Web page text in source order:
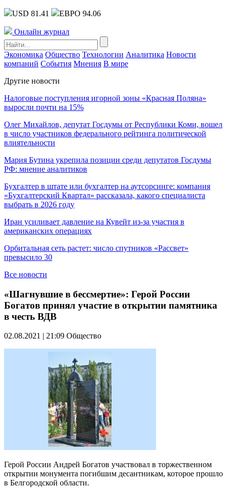
USD 81.41 ЕВРО 94.06
Онлайн журнал
Экономика Общество Технологии Аналитика Новости
компаний События Мнения В мире
Другие новости
Налоговые поступления игорной зоны «Красная Поляна»
выросли почти на 15%
Олег Михайлов, депутат Госдумы от Республики Коми, вошел
в число участников федерального рейтинга политической
влиятельности
Мария Бутина укрепила позиции среди депутатов Госдумы
РФ: мнение аналитиков
Бухгалтер в штате или бухгалтер на аутсорсинге: компания
«Бухгалтерский Квартал» рассказала, какого специалиста
выбрать в 2026 году
Иран усиливает давление на Кувейт из-за участия в
американских операциях
Орбитальная сеть растет: число спутников «Рассвет»
превысило 30
Все новости
«Шагнувшие в бессмертие»: Герой России
Богатов принял участие в открытии памятника
в честь ВДВ
02.08.2021 | 21:09 Общество
Герой России Андрей Богатов участвовал в торжественном
открытии монумента погибшим десантникам, которое прошло
в Белгородской области.